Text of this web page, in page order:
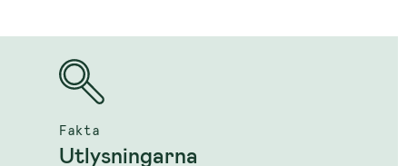
Fakta
Utlysningarna